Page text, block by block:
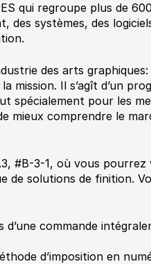
qui regroupe plus de
des systèmes, des
des arts graphiques:
mission. Il s’agît d’un
spécialement pour les
mieux comprendre le
#B-3-1, où vous pourrez
de solutions de finition.
commande
d’imposition en